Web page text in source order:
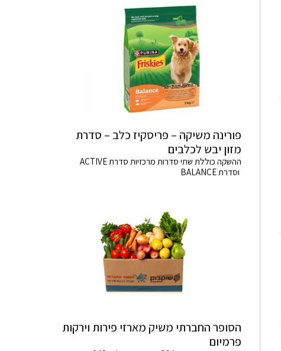
פורינה משיקה – פריסקיז כלב – סדרת
מזון יבש לכלבים
ההשקה כוללת שתי סדרות מרכזיות סדרת ACTIVE
וסדרת BALANCE
הסופר החברתי משיק מארזי פירות וירקות
פרמיום